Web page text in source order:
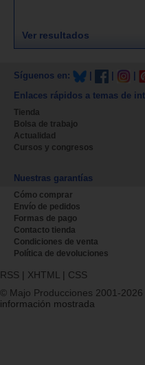
Ver resultados
Síguenos en:
Enlaces rápidos a temas de
Tienda
Bolsa de trabajo
Actualidad
Cursos y congresos
Nuestras garantías
Cómo comprar
Envío de pedidos
Formas de pago
Contacto tienda
Condiciones de venta
Política de devoluciones
RSS | XHTML | CSS
© Majo Producciones 2001-2026
información mostrada